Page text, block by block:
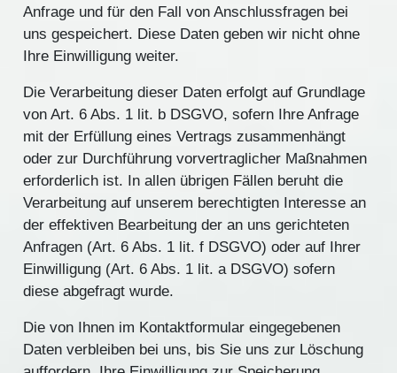
Anfrage und für den Fall von Anschlussfragen bei
uns gespeichert. Diese Daten geben wir nicht ohne
Ihre Einwilligung weiter.
Die Verarbeitung dieser Daten erfolgt auf Grundlage
von Art. 6 Abs. 1 lit. b DSGVO, sofern Ihre Anfrage
mit der Erfüllung eines Vertrags zusammenhängt
oder zur Durchführung vorvertraglicher Maßnahmen
erforderlich ist. In allen übrigen Fällen beruht die
Verarbeitung auf unserem berechtigten Interesse an
der effektiven Bearbeitung der an uns gerichteten
Anfragen (Art. 6 Abs. 1 lit. f DSGVO) oder auf Ihrer
Einwilligung (Art. 6 Abs. 1 lit. a DSGVO) sofern
diese abgefragt wurde.
Die von Ihnen im Kontaktformular eingegebenen
Daten verbleiben bei uns, bis Sie uns zur Löschung